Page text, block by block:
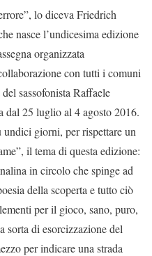
lo diceva Friedrich
nasce l’undicesima edizione
organizzata
con tutti i comuni
sassofonista Raffaele
dal 25 luglio al 4 agosto 2016.
giorni, per rispettare un
il tema di questa edizione:
in circolo che spinge ad
della scoperta e tutto ciò
per il gioco, sano, puro,
sorta di esorcizzazione del
per indicare una strada